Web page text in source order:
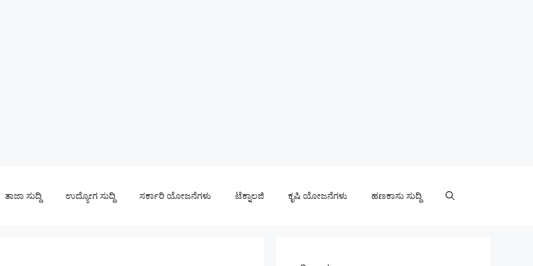
ತಾಜಾ ಸುದ್ದಿ ಉದ್ಯೋಗ ಸುದ್ದಿ ಸರ್ಕಾರಿ ಯೋಜನೆಗಳು ಟೆಕ್ನಾಲಜಿ ಕೃಷಿ ಯೋಜನೆಗಳು ಹಣಕಾಸು ಸುದ್ದಿ